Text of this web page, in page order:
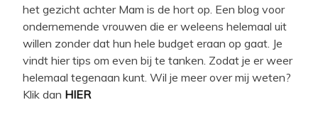
het gezicht achter Mam is de hort op. Een blog voor
ondernemende vrouwen die er weleens helemaal uit
willen zonder dat hun hele budget eraan op gaat. Je
vindt hier tips om even bij te tanken. Zodat je er weer
helemaal tegenaan kunt. Wil je meer over mij weten?
Klik dan HIER